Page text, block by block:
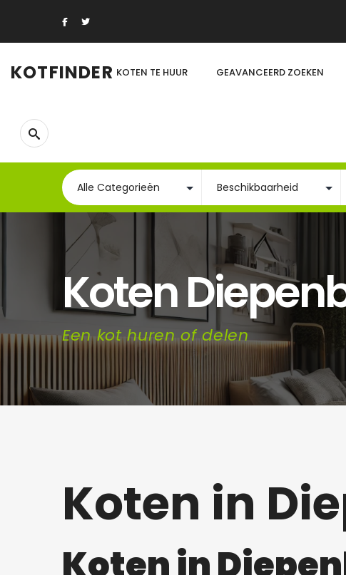
KOTFINDER KOTEN TE HUUR GEAVANCEERD ZOEKEN
Koten
Een kot huren of delen
Koten in
Koten in